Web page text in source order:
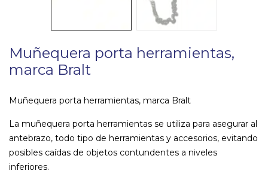
Muñequera porta herramientas,
marca Bralt
Muñequera porta herramientas, marca Bralt
La muñequera porta herramientas se utiliza para asegurar al
antebrazo, todo tipo de herramientas y accesorios, evitando
posibles caídas de objetos contundentes a niveles
inferiores.